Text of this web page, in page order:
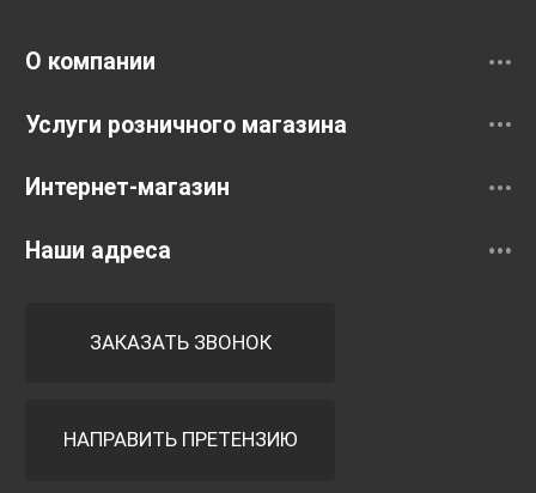
О компании
Услуги розничного магазина
Интернет-магазин
Наши адреса
ЗАКАЗАТЬ ЗВОНОК
НАПРАВИТЬ ПРЕТЕНЗИЮ